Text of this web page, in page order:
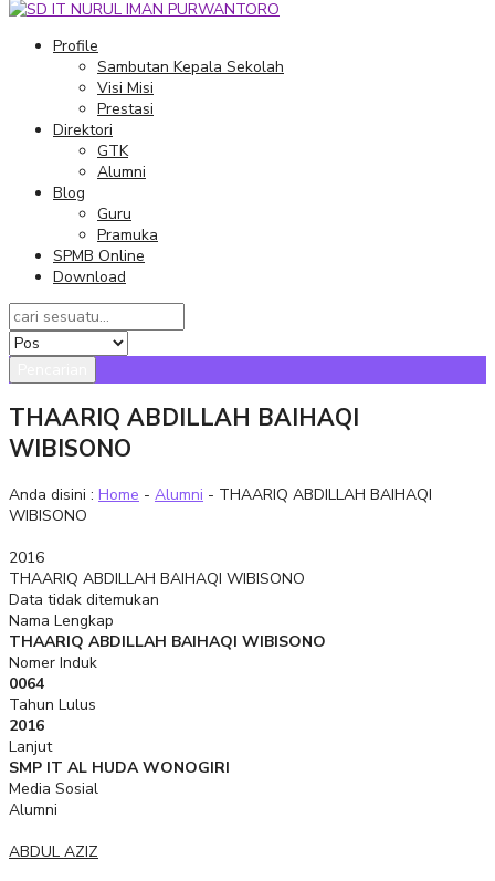
Profile
Sambutan Kepala Sekolah
Visi Misi
Prestasi
Direktori
GTK
Alumni
Blog
Guru
Pramuka
SPMB Online
Download
THAARIQ ABDILLAH BAIHAQI
WIBISONO
Anda disini : Home - Alumni - THAARIQ ABDILLAH BAIHAQI
WIBISONO
2016
THAARIQ ABDILLAH BAIHAQI WIBISONO
Data tidak ditemukan
Nama Lengkap
THAARIQ ABDILLAH BAIHAQI WIBISONO
Nomer Induk
0064
Tahun Lulus
2016
Lanjut
SMP IT AL HUDA WONOGIRI
Media Sosial
Alumni
ABDUL AZIZ